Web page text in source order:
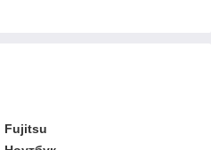
Fujitsu